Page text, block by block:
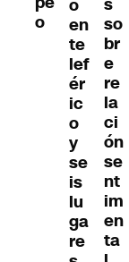
o
o
en
te
lef
ér
ic
o
y
se
is
lu
ga
re
so
br
e
re
la
ci
ón
se
nt
im
en
ta